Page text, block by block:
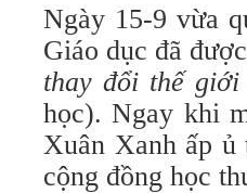
Ngày 15-9 vừa
Giáo dục đã
thay đổi thế
học). Ngay khi
Xuân Xanh ấp ủ
cộng đồng học